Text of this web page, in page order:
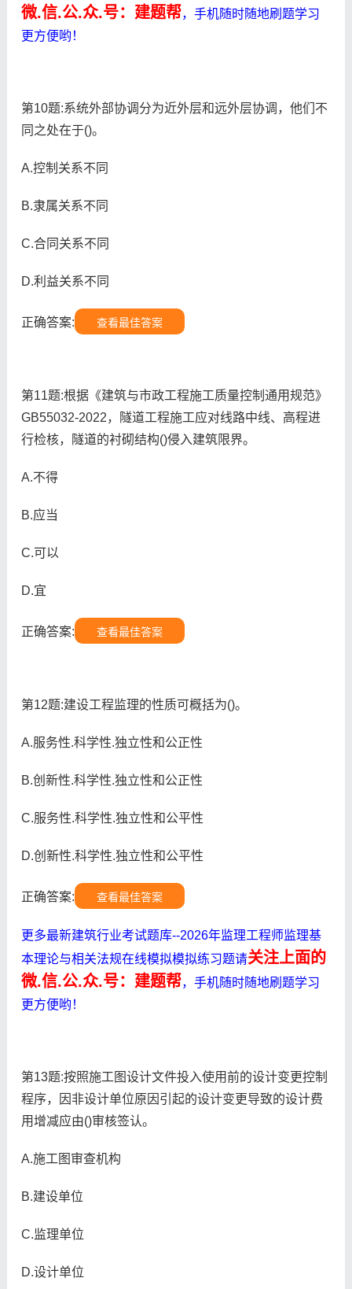
微.信.公.众.号：建题帮，手机随时随地刷题学习
更方便哟！
第10题:系统外部协调分为近外层和远外层协调，他们不
同之处在于()。
A.控制关系不同
B.隶属关系不同
C.合同关系不同
D.利益关系不同
正确答案: 查看最佳答案
第11题:根据《建筑与市政工程施工质量控制通用规范》
GB55032-2022，隧道工程施工应对线路中线、高程进
行检核，隧道的衬砌结构()侵入建筑限界。
A.不得
B.应当
C.可以
D.宜
正确答案: 查看最佳答案
第12题:建设工程监理的性质可概括为()。
A.服务性.科学性.独立性和公正性
B.创新性.科学性.独立性和公正性
C.服务性.科学性.独立性和公平性
D.创新性.科学性.独立性和公平性
正确答案: 查看最佳答案
更多最新建筑行业考试题库--2026年监理工程师监理基
本理论与相关法规在线模拟模拟练习题请关注上面的
微.信.公.众.号：建题帮，手机随时随地刷题学习
更方便哟！
第13题:按照施工图设计文件投入使用前的设计变更控制
程序，因非设计单位原因引起的设计变更导致的设计费
用增减应由()审核签认。
A.施工图审查机构
B.建设单位
C.监理单位
D.设计单位